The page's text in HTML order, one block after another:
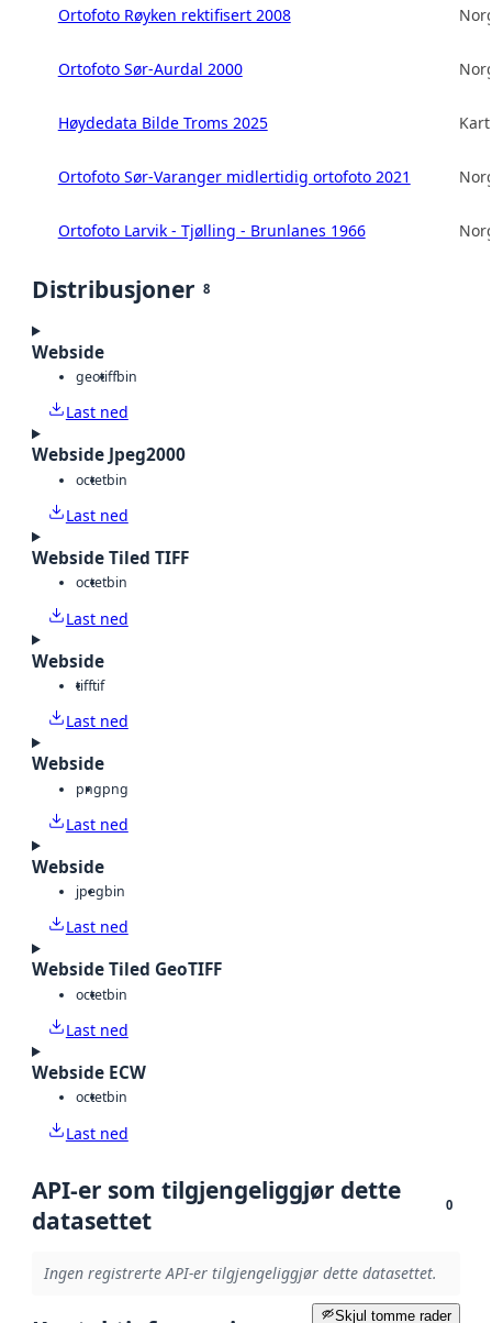
Ortofoto Røyken rektifisert 2008
Ortofoto Sør-Aurdal 2000
Høydedata Bilde Troms 2025
Ortofoto Sør-Varanger midlertidig ortofoto 2021
Ortofoto Larvik - Tjølling - Brunlanes 1966
Distribusjoner 8
Webside
geotiffbin
Last ned
Webside Jpeg2000
octetbin
Last ned
Webside Tiled TIFF
octetbin
Last ned
Webside
tifftif
Last ned
Webside
pngpng
Last ned
Webside
jpegbin
Last ned
Webside Tiled GeoTIFF
octetbin
Last ned
Webside ECW
octetbin
Last ned
API-er som tilgjengeliggjør dette
datasettet
0
Ingen registrerte API-er tilgjengeliggjør dette datasettet.
Skjul tomme rader